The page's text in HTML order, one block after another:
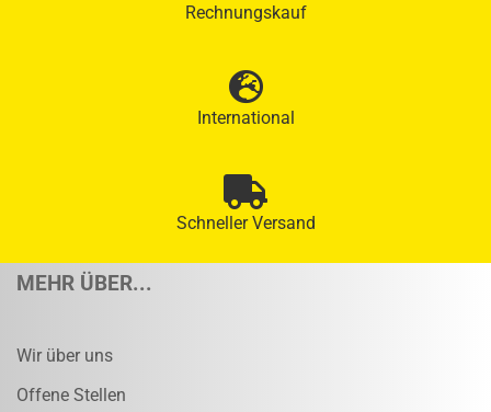
Rechnungskauf
International
Schneller Versand
MEHR ÜBER...
Wir über uns
Offene Stellen